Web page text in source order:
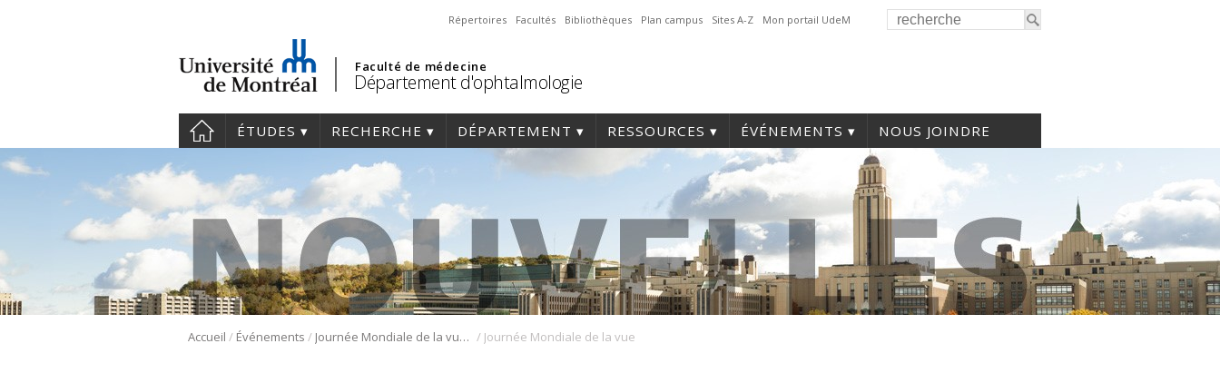
Répertoires Facultés Bibliothèques Plan campus Sites A-Z Mon portail UdeM
Faculté de médecine
Département d'ophtalmologie
ÉTUDES RECHERCHE DÉPARTEMENT RESSOURCES ÉVÉNEMENTS NOUS JOINDRE
Accueil / Événements / Journée Mondiale de la vue, le 8 octobre 2020 / Journée Mondiale de la vue